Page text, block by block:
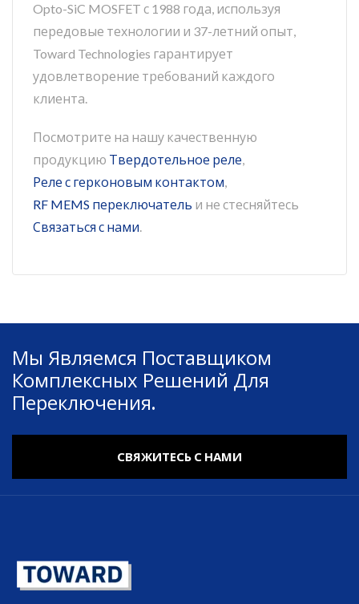
Opto-SiC MOSFET с 1988 года, используя
передовые технологии и 37-летний опыт,
Toward Technologies гарантирует
удовлетворение требований каждого
клиента.
Посмотрите на нашу качественную
продукцию Твердотельное реле,
Реле с герконовым контактом,
RF MEMS переключатель и не стесняйтесь
Связаться с нами.
Мы Являемся Поставщиком
Комплексных Решений Для
Переключения.
СВЯЖИТЕСЬ С НАМИ